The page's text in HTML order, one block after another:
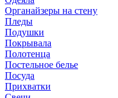
Органайзеры на стену
Пледы
Подушки
Покрывала
Полотенца
Постельное белье
Посуда
Прихватки